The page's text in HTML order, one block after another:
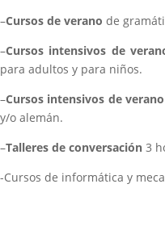
–Cursos de verano de
–Cursos intensivos de
para adultos y para niños.
–Cursos intensivos de verano
y/o alemán.
–Talleres de conversación 3
-Cursos de informática y